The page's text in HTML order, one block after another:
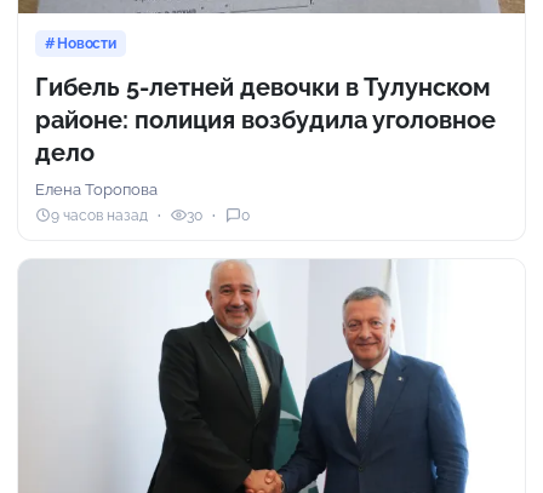
Новости
Гибель 5-летней девочки в Тулунском
районе: полиция возбудила уголовное
дело
Елена Торопова
9 часов назад 30 0